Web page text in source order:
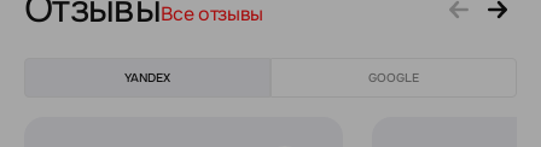
Все отзывы
YANDEX GOOGLE